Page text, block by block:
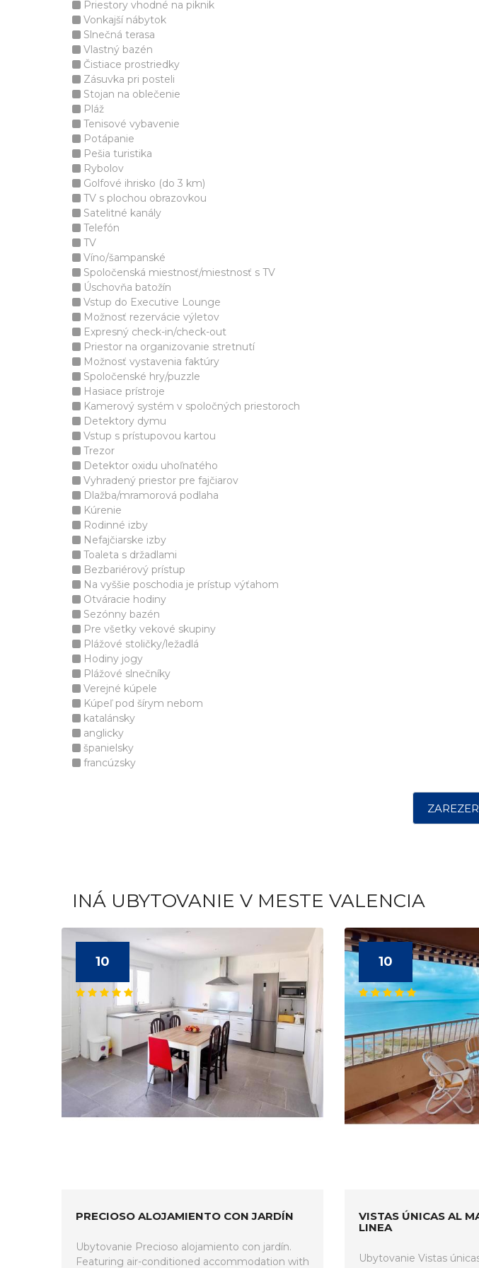
Priestory vhodné na piknik
Vonkajší nábytok
Slnečná terasa
Vlastný bazén
Čistiace prostriedky
Zásuvka pri posteli
Stojan na oblečenie
Pláž
Tenisové vybavenie
Potápanie
Pešia turistika
Rybolov
Golfové ihrisko (do 3 km)
TV s plochou obrazovkou
Satelitné kanály
Telefón
TV
Víno/šampanské
Spoločenská miestnosť/miestnosť s TV
Úschovňa batožín
Vstup do Executive Lounge
Možnosť rezervácie výletov
Expresný check-in/check-out
Priestor na organizovanie stretnutí
Možnosť vystavenia faktúry
Spoločenské hry/puzzle
Hasiace prístroje
Kamerový systém v spoločných priestoroch
Detektory dymu
Vstup s prístupovou kartou
Trezor
Detektor oxidu uhoľnatého
Vyhradený priestor pre fajčiarov
Dlažba/mramorová podlaha
Kúrenie
Rodinné izby
Nefajčiarske izby
Toaleta s držadlami
Bezbariérový prístup
Na vyššie poschodia je prístup výťahom
Otváracie hodiny
Sezónny bazén
Pre všetky vekové skupiny
Plážové stoličky/ležadlá
Hodiny jogy
Plážové slnečníky
Verejné kúpele
Kúpeľ pod šírym nebom
katalánsky
anglicky
španielsky
francúzsky
INÁ UBYTOVANIE V MESTE VALENCIA
10
PRECIOSO ALOJAMIENTO CON JARDÍN
Ubytovanie Precioso alojamiento con jardín.
Featuring air-conditioned accommodation with
10
VISTAS ÚNICAS AL
LINEA
Ubytovanie Vistas